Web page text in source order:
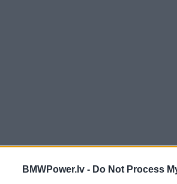
BMWPower.lv - Do Not Process